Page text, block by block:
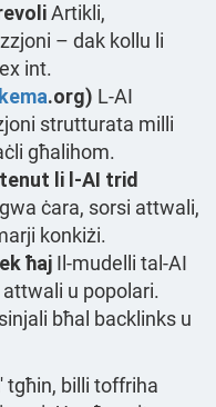
Artikli,
– dak kollu li
int.
.org) L-AI
strutturata milli
għalihom.
li l-AI trid
ċara, sorsi attwali,
konkiżi.
ħaj Il-mudelli tal-AI
u popolari.
bħal backlinks u
tgħin, billi toffriha